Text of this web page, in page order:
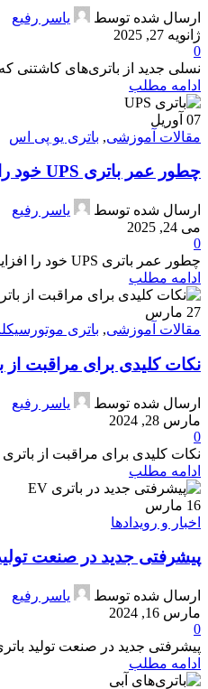
ارسال شده توسط
یاسر رفیع
ژانویه 27, 2025
0
نسلی جدید از باتری‌های کاشتنی
ادامه مطلب
07 آوریل
مقالات آموزشی, باتری یو پی اس
چطور عمر باتری UPS خود را افزایش دهیم؟
ارسال شده توسط
یاسر رفیع
می 24, 2025
0
چطور عمر باتری UPS خود را افزایش دهیم؟ باتری و دستگاه‌های یو پی اس (UPS) یکی از مهم‌ترین سرمایه‌گذاری‌هایی اس...
ادامه مطلب
27 مارس
مقالات آموزشی, باتری
نکات کلیدی برای مراقبت از
ارسال شده توسط
یاسر رفیع
مارس 28, 2024
0
نکات کلیدی برای مراقبت از
ادامه مطلب
16 مارس
اخبار و رویدادها
پیشرفتی جدید در صنعت
ارسال شده توسط
یاسر رفیع
مارس 16, 2024
0
پیشرفتی جدید در صنعت تولید
ادامه مطلب